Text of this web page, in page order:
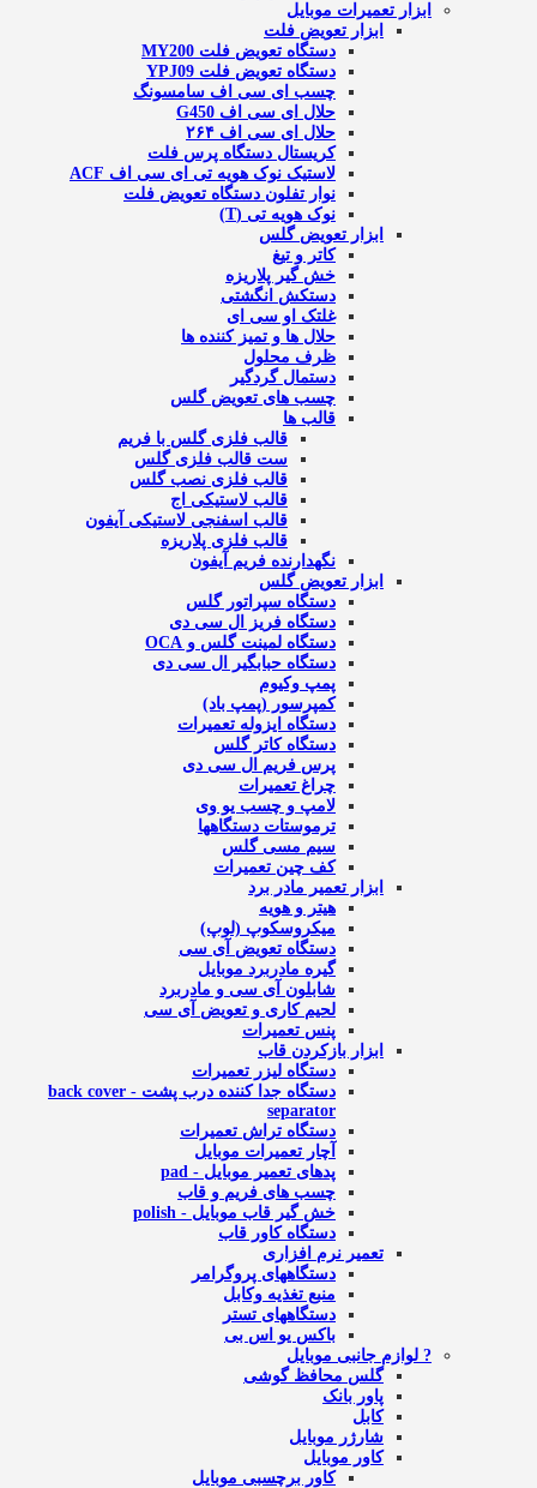
ابزار تعمیرات موبایل
ابزار تعویض فلت
دستگاه تعویض فلت MY200
دستگاه تعویض فلت YPJ09
چسب ای سی اف سامسونگ
حلال ای سی اف G450
حلال ای سی اف ۲۶۴
کریستال دستگاه پرس فلت
لاستیک نوک هویه تی ای سی اف ACF
نوار تفلون دستگاه تعویض فلت
نوک هویه تی (T)
ابزار تعویض گلس
کاتر و تیغ
خش گیر پلاریزه
دستکش انگشتی
غلتک او سی ای
حلال ها و تمیز کننده ها
ظرف محلول
دستمال گردگیر
چسب های تعویض گلس
قالب ها
قالب فلزی گلس با فریم
ست قالب فلزی گلس
قالب فلزی نصب گلس
قالب لاستیکی اج
قالب اسفنجی لاستیکی آیفون
قالب فلزی پلاریزه
نگهدارنده فریم آیفون
ابزار تعویض گلس
دستگاه سپراتور گلس
دستگاه فریز ال سی دی
دستگاه لمینت گلس و OCA
دستگاه حبابگیر ال سی دی
پمپ وکیوم
کمپرسور (پمپ باد)
دستگاه ایزوله تعمیرات
دستگاه کاتر گلس
پرس فریم ال سی دی
چراغ تعمیرات
لامپ و چسب یو وی
ترموستات دستگاهها
سیم مسی گلس
کف چین تعمیرات
ابزار تعمیر مادر برد
هیتر و هویه
میکروسکوپ (لوپ)
دستگاه تعویض آی سی
گیره مادربرد موبایل
شابلون آی سی و مادربرد
لحیم کاری و تعویض آی سی
پنس تعمیرات
ابزار بازکردن قاب
دستگاه لیزر تعمیرات
دستگاه جدا کننده درب پشت - back cover
separator
دستگاه تراش تعمیرات
آچار تعمیرات موبایل
پدهای تعمیر موبایل - pad
چسب های فریم و قاب
خش گیر قاب موبایل - polish
دستگاه کاور قاب
تعمیر نرم افزاری
دستگاههای پروگرامر
منبع تغذیه وکابل
دستگاههای تستر
باکس یو اس بی
? لوازم جانبی موبایل
گلس محافظ گوشی
پاور بانک
کابل
شارژر موبایل
کاور موبایل
کاور برچسبی موبایل